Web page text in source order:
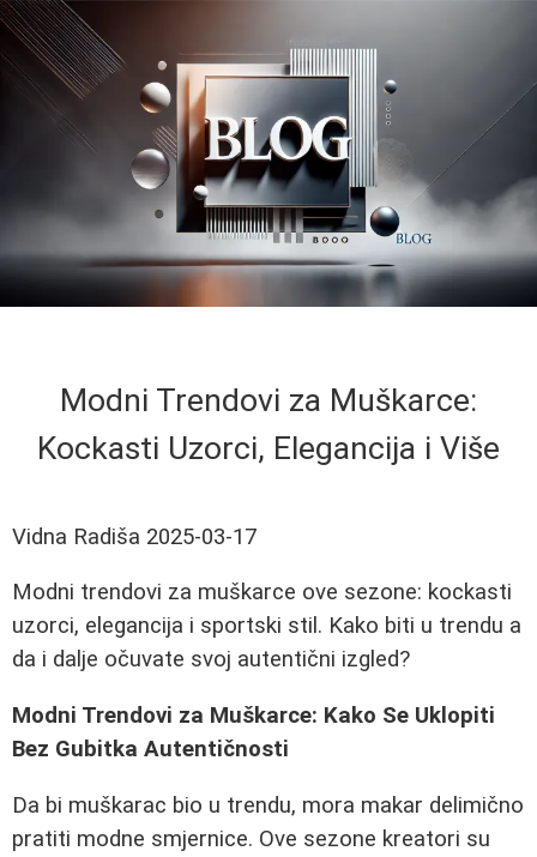
Modni Trendovi za Muškarce:
Kockasti Uzorci, Elegancija i Više
Vidna Radiša 2025-03-17
Modni trendovi za muškarce ove sezone: kockasti
uzorci, elegancija i sportski stil. Kako biti u trendu a
da i dalje očuvate svoj autentični izgled?
Modni Trendovi za Muškarce: Kako Se Uklopiti
Bez Gubitka Autentičnosti
Da bi muškarac bio u trendu, mora makar delimično
pratiti modne smjernice. Ove sezone kreatori su